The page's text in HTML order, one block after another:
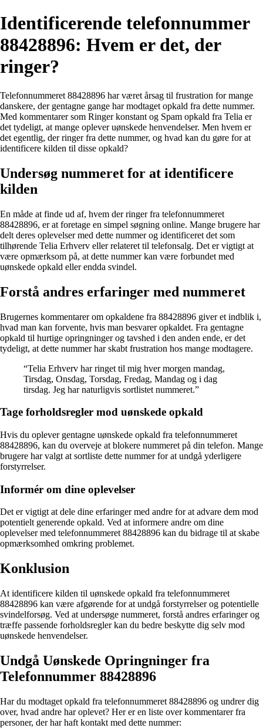
Identificerende telefonnummer
88428896: Hvem er det, der
ringer?
Telefonnummeret 88428896 har været årsag til frustration for mange
danskere, der gentagne gange har modtaget opkald fra dette nummer.
Med kommentarer som Ringer konstant og Spam opkald fra Telia er
det tydeligt, at mange oplever uønskede henvendelser. Men hvem er
det egentlig, der ringer fra dette nummer, og hvad kan du gøre for at
identificere kilden til disse opkald?
Undersøg nummeret for at identificere
kilden
En måde at finde ud af, hvem der ringer fra telefonnummeret
88428896, er at foretage en simpel søgning online. Mange brugere har
delt deres oplevelser med dette nummer og identificeret det som
tilhørende Telia Erhverv eller relateret til telefonsalg. Det er vigtigt at
være opmærksom på, at dette nummer kan være forbundet med
uønskede opkald eller endda svindel.
Forstå andres erfaringer med nummeret
Brugernes kommentarer om opkaldene fra 88428896 giver et indblik i,
hvad man kan forvente, hvis man besvarer opkaldet. Fra gentagne
opkald til hurtige opringninger og tavshed i den anden ende, er det
tydeligt, at dette nummer har skabt frustration hos mange modtagere.
“Telia Erhverv har ringet til mig hver morgen mandag,
Tirsdag, Onsdag, Torsdag, Fredag, Mandag og i dag
tirsdag. Jeg har naturligvis sortlistet nummeret.”
Tage forholdsregler mod uønskede opkald
Hvis du oplever gentagne uønskede opkald fra telefonnummeret
88428896, kan du overveje at blokere nummeret på din telefon. Mange
brugere har valgt at sortliste dette nummer for at undgå yderligere
forstyrrelser.
Informér om dine oplevelser
Det er vigtigt at dele dine erfaringer med andre for at advare dem mod
potentielt generende opkald. Ved at informere andre om dine
oplevelser med telefonnummeret 88428896 kan du bidrage til at skabe
opmærksomhed omkring problemet.
Konklusion
At identificere kilden til uønskede opkald fra telefonnummeret
88428896 kan være afgørende for at undgå forstyrrelser og potentielle
svindelforsøg. Ved at undersøge nummeret, forstå andres erfaringer og
træffe passende forholdsregler kan du bedre beskytte dig selv mod
uønskede henvendelser.
Undgå Uønskede Opringninger fra
Telefonnummer 88428896
Har du modtaget opkald fra telefonnummeret 88428896 og undrer dig
over, hvad andre har oplevet? Her er en liste over kommentarer fra
personer, der har haft kontakt med dette nummer: